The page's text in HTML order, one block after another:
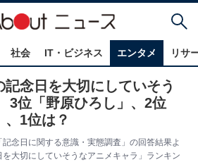
社会 IT・ビジネス エンタメ リサ
記念日を大切にしていそう
3位「野原ひろし」、2位
、1位は？
念日に関する意識・実態調査」の回答結果よ
大切にしていそうなアニメキャラ」ランキン